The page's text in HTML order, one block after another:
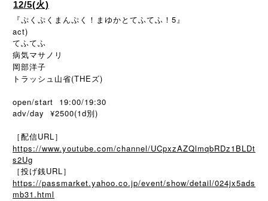
12/5(火)
『ぷくぷくまんぷく！まゆかとてふてふ！5』
act)
てふてふ
病気マサノリ
岡部洋子
トラッシュ山省(THEズ)
open/start 19:00/19:30
adv/day ¥2500(1d別)
［配信URL］
https://www.youtube.com/channel/UCpxzAZQlmqbRDz1BLDt
s2Ug
［投げ銭URL］
https://passmarket.yahoo.co.jp/event/show/detail/024jx5ads
mb31.html